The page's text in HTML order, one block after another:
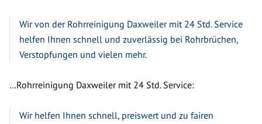
Wir von der Rohrreinigung Daxweiler mit 24 Std. Service
helfen Ihnen schnell und zuverlässig bei Rohrbrüchen,
Verstopfungen und vielen mehr.
…Rohrreinigung Daxweiler mit 24 Std. Service:
Wir helfen Ihnen schnell, preiswert und zu fairen